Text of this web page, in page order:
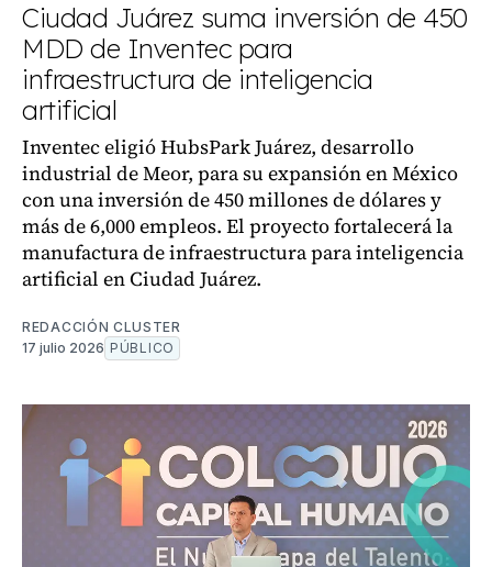
Ciudad Juárez suma inversión de 450
MDD de Inventec para
infraestructura de inteligencia
artificial
Inventec eligió HubsPark Juárez, desarrollo
industrial de Meor, para su expansión en México
con una inversión de 450 millones de dólares y
más de 6,000 empleos. El proyecto fortalecerá la
manufactura de infraestructura para inteligencia
artificial en Ciudad Juárez.
REDACCIÓN CLUSTER
17 julio 2026 PÚBLICO